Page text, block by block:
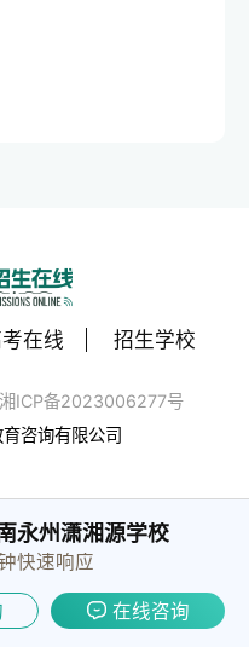
在线 招生学校
ICP备2023006277号
咨询有限公司
永州潇湘源学校
快速响应
在线咨询